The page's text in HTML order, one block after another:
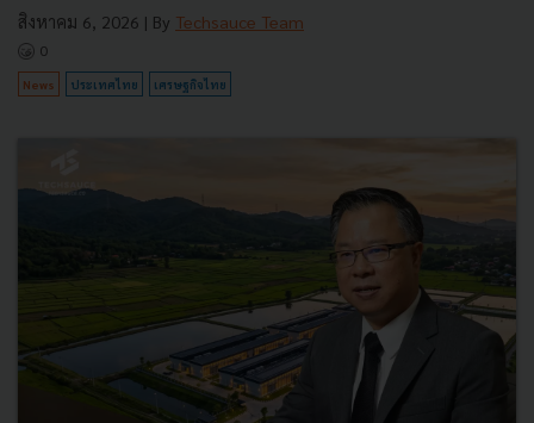
สิงหาคม 6, 2026 | By Techsauce Team
0
News ประเทศไทย เศรษฐกิจไทย